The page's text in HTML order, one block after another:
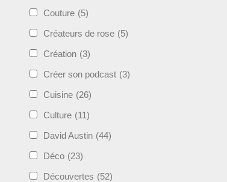
Couture (5)
Créateurs de rose (5)
Création (3)
Créer son podcast (3)
Cuisine (26)
Culture (11)
David Austin (44)
Déco (23)
Découvertes (52)